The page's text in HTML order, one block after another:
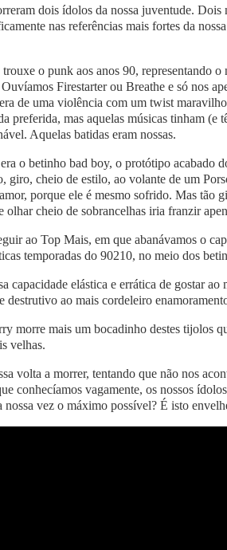
dois ídolos da nossa juventude. Dois
nas referências mais fortes da
o punk aos anos 90, representando o
Firestarter ou Breathe e só nos
de uma violência com um twist
preferida, mas aquelas músicas tinham (e
Aquelas batidas eram nossas.
o betinho bad boy, o protótipo acabado
giro, cheio de estilo, ao volante de um
porque ele é mesmo sofrido. Mas tão
olhar cheio de sobrancelhas iria franzir
ao Top Mais, em que abanávamos o
temporadas do 90210, no meio dos
capacidade elástica e errática de gostar
ao mais cordeleiro
morre mais um bocadinho destes tijolos
velhas.
volta a morrer, tentando que não nos
conhecíamos vagamente, os nossos
vez o máximo possível? É isto